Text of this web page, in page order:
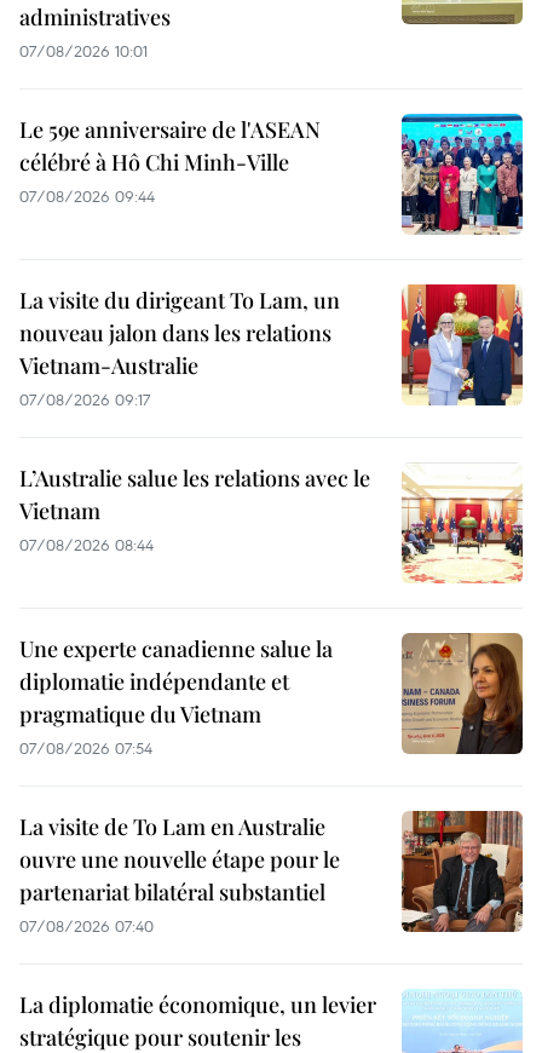
administratives
07/08/2026 10:01
Le 59e anniversaire de l'ASEAN
célébré à Hô Chi Minh-Ville
07/08/2026 09:44
La visite du dirigeant To Lam, un
nouveau jalon dans les relations
Vietnam-Australie
07/08/2026 09:17
L’Australie salue les relations avec le
Vietnam
07/08/2026 08:44
Une experte canadienne salue la
diplomatie indépendante et
pragmatique du Vietnam
07/08/2026 07:54
La visite de To Lam en Australie
ouvre une nouvelle étape pour le
partenariat bilatéral substantiel
07/08/2026 07:40
La diplomatie économique, un levier
stratégique pour soutenir les